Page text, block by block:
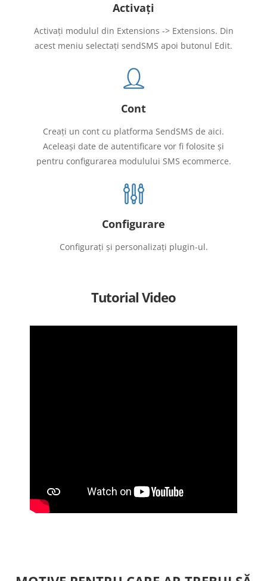
Activați
Activați modulul din Extensions -> Extensions. Din
acest meniu selectați sendSMS apoi butonul Edit.
Cont
Creați un cont cu platforma SendSMS de aici.
Aceleași date de autentificare vor fi folosite și
pentru configurarea modulului SMS ecommerce.
Configurare
Configurați și personalizați plugin-ul.
Tutorial Video